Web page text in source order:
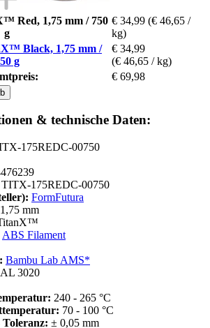
Red, 1,75 mm / 750
g
€ 34,99 (€ 46,65 /
kg)
Black, 1,75 mm /
g
€ 34,99
(€ 46,65 / kg)
€ 69,98
& technische Daten:
175REDC-00750
TITX-175REDC-00750
FormFutura
1,75 mm
ABS Filament
Bambu Lab AMS*
3020
240 - 265 °C
70 - 100 °C
Toleranz: ± 0,05 mm